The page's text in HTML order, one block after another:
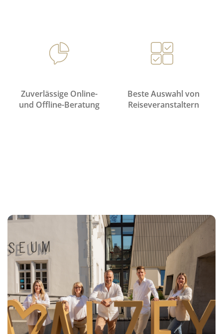
Zuverlässige Online-
und Offline-Beratung
Beste Auswahl von
Reiseveranstaltern